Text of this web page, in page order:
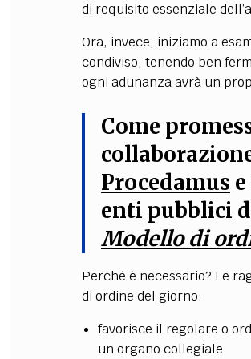
di requisito essenziale
Ora, invece, iniziamo a
condiviso, tenendo ben
ogni adunanza avrà un
Come
Procedamus
enti pubblici
Modello di
Perché è necessario? Le
di ordine del giorno:
favorisce il regolare o
un organo collegiale